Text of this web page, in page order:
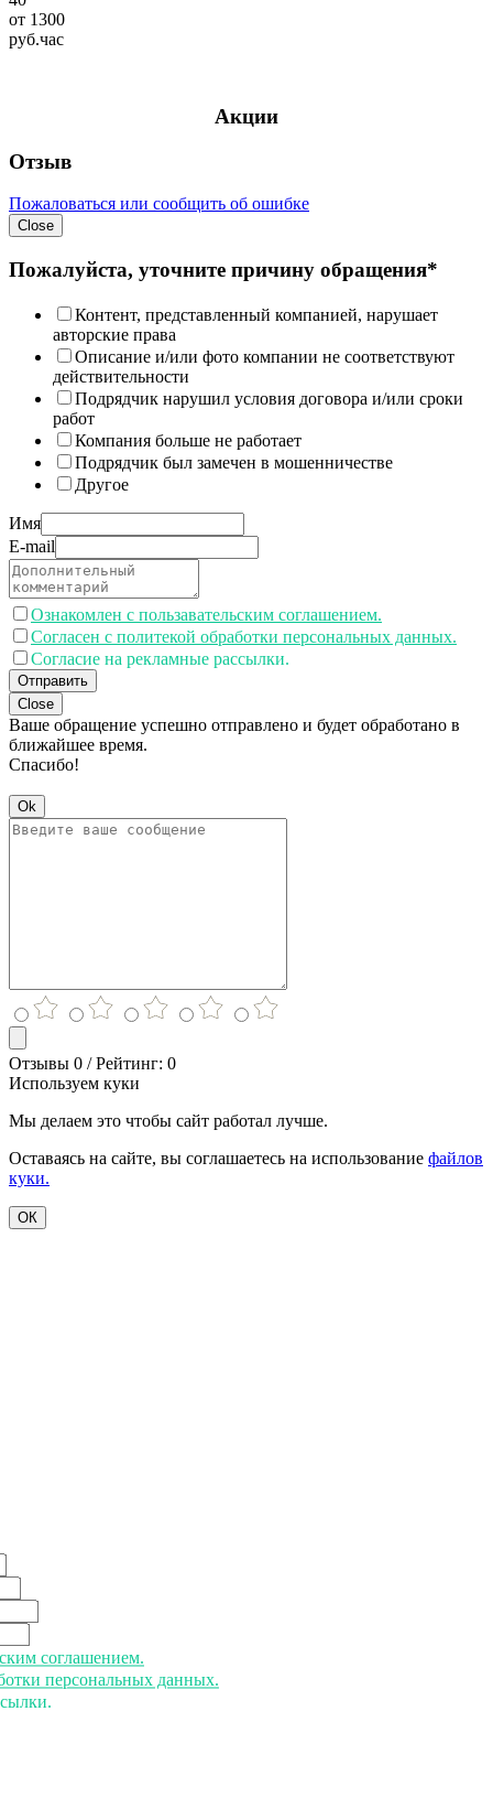
от 1300
руб.час
Акции
Отзыв
Пожаловаться или сообщить об ошибке
Close
Пожалуйста, уточните причину обращения*
Контент, представленный компанией, нарушает
авторские права
Описание и/или фото компании не соответствуют
действительности
Подрядчик нарушил условия договора и/или сроки
работ
Компания больше не работает
Подрядчик был замечен в мошенничестве
Другое
Имя
E-mail
Ознакомлен с пользавательским соглашением.
Согласен с политекой обработки персональных данных.
Согласие на рекламные рассылки.
Отправить
Close
Ваше обращение успешно отправлено и будет обработано в
ближайшее время.
Спасибо!
Ok
Отзывы 0 / Рейтинг: 0
Используем куки
Мы делаем это чтобы сайт работал лучше.
Оставаясь на сайте, вы соглашаетесь на использование файлов
куки.
ОК
соглашением.
персональных данных.